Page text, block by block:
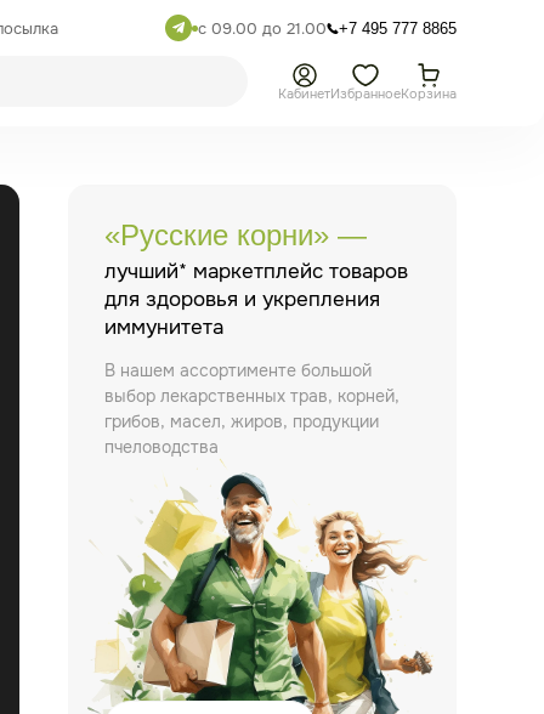
с 09.00 до 21.00 +7 495 777 8865
КабинетИзбранноеКорзина
«Русские корни» —
лучший* маркетплейс товаров
для здоровья и укрепления
иммунитета
В нашем ассортименте большой
выбор лекарственных трав, корней,
грибов, масел, жиров, продукции
пчеловодства